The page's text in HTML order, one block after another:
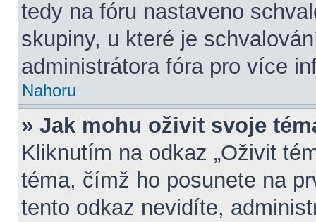
tedy na fóru nastaveno
skupiny, u které je
administrátora fóra pro více
Nahoru
» Jak mohu oživit svoje
Kliknutím na odkaz „Oživit
téma, čímž ho posunete na
tento odkaz nevidíte,